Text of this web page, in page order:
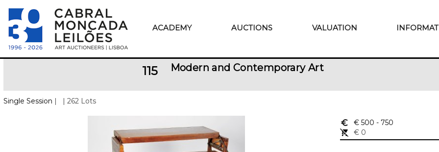
ACADEMY AUCTIONS VALUATION
115 Modern and Contemporary Art
Single Session | | 262 Lots
euro_symbol € 500 - 750
remove_shopping_cart
€ 0